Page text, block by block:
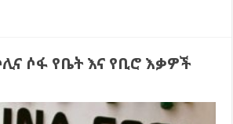
ሶፋ የቤት እና የቢሮ እቃዎች